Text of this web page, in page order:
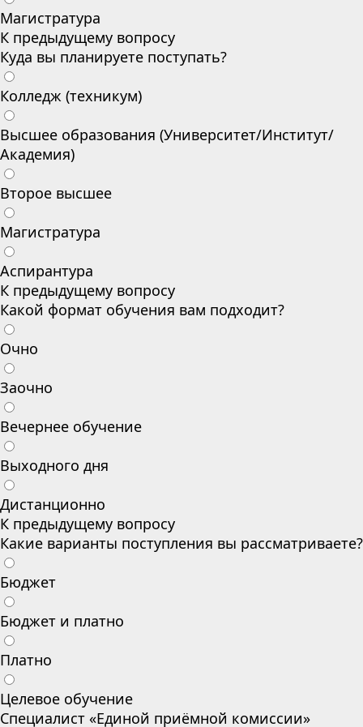
Магистратура
К предыдущему вопросу
Куда вы планируете поступать?
Колледж (техникум)
Высшее образования (Университет/Институт/
Академия)
Второе высшее
Магистратура
Аспирантура
К предыдущему вопросу
Какой формат обучения вам подходит?
Очно
Заочно
Вечернее обучение
Выходного дня
Дистанционно
К предыдущему вопросу
Какие варианты поступления вы рассматриваете?
Бюджет
Бюджет и платно
Платно
Целевое обучение
Специалист «Единой приёмной комиссии»